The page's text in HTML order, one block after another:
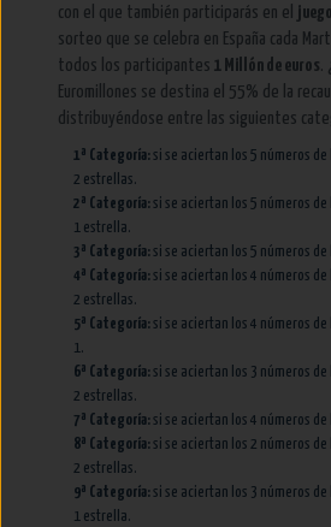
con el que también participarás en el
sorteo que se celebra en España cada
todos los participantes1 Millón de euros.
Euromillones se destina el 55% de la
distribuyéndose entre las siguientes
1ª Categoría:si se aciertan los 5 números
2 estrellas.
2ª Categoría:si se aciertan los 5 números
1 estrella.
3ª Categoría:si se aciertan los 5 números
4ª Categoría:si se aciertan los 4 números
2 estrellas.
5ª Categoría:si se aciertan los 4 números
1.
6ª Categoría:si se aciertan los 3 números
2 estrellas.
7ª Categoría:si se aciertan los 4 números
8ª Categoría:si se aciertan los 2 números
2 estrellas.
9ª Categoría:si se aciertan los 3 números
1 estrella.